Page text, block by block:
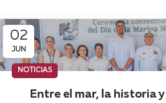
02
JUN
NOTICIAS
Entre el mar, la historia